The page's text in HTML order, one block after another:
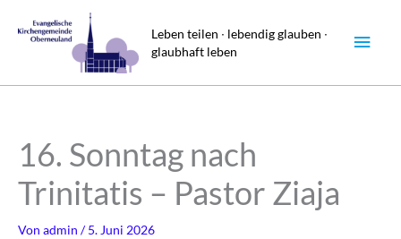
Inhalt
Leben teilen ∙ lebendig glauben ∙
glaubhaft leben
16. Sonntag nach
Trinitatis – Pastor Ziaja
Von admin /5. Juni 2026